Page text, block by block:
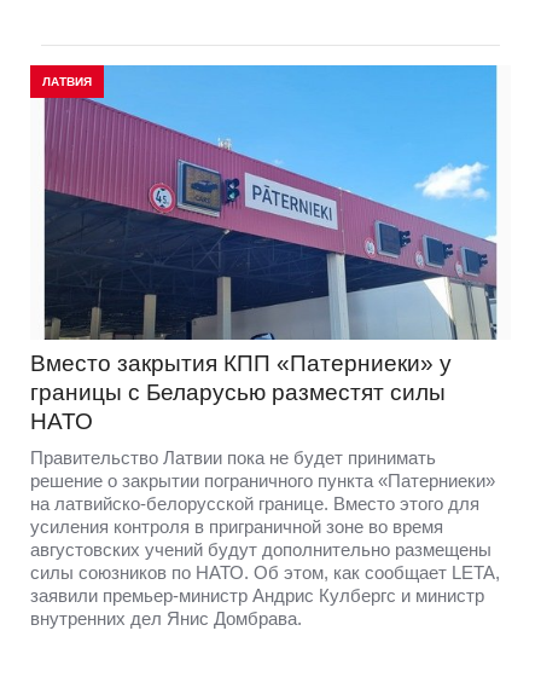
ЛАТВИЯ
Вместо закрытия КПП «Патерниеки» у
границы с Беларусью разместят силы
НАТО
Правительство Латвии пока не будет принимать
решение о закрытии пограничного пункта «Патерниеки»
на латвийско-белорусской границе. Вместо этого для
усиления контроля в приграничной зоне во время
августовских учений будут дополнительно размещены
силы союзников по НАТО. Об этом, как сообщает LETA,
заявили премьер-министр Андрис Кулбергс и министр
внутренних дел Янис Домбрава.